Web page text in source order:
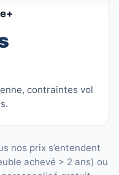
contraintes vol
nos prix s’entendent
achevé > 2 ans) ou